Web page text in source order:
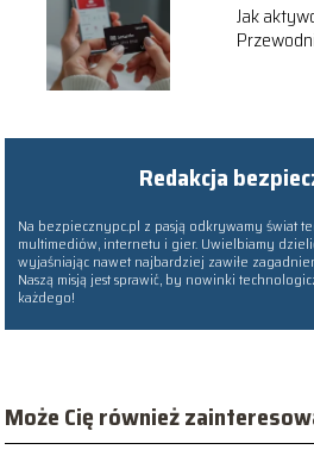
Jak
Redakcja
Na bezpiecznypc.pl z pasją odkrywamy świat
multimediów, internetu i gier. Uwielbiamy
wyjaśniając nawet najbardziej zawiłe
Naszą misją jest sprawić, by nowinki
każdego!
Może Cię również